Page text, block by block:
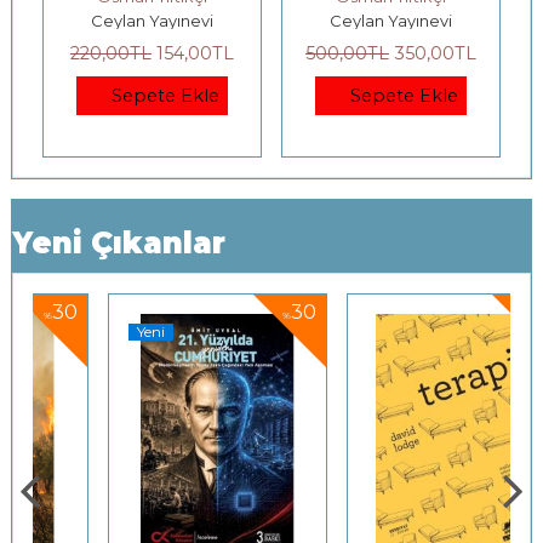
Ceylan Yayınevi
220,00TL 154,00TL
Sepete Ekle
Hareket
Ceylan Yayınevi
500,00TL 350,00TL
Sepete Ekle
Yeni Çıkanlar
%30 %25